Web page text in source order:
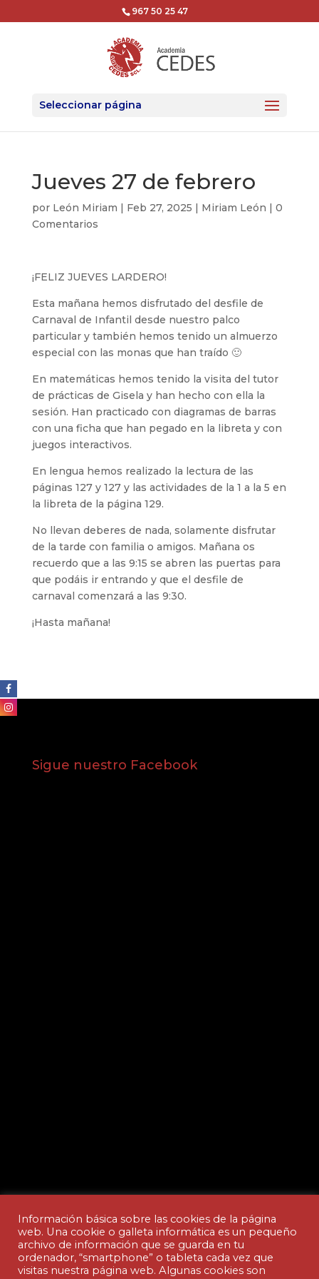
967 50 25 47
Seleccionar página
Jueves 27 de febrero
por León Miriam | Feb 27, 2025 | Miriam León | 0
Comentarios
¡FELIZ JUEVES LARDERO!
Esta mañana hemos disfrutado del desfile de
Carnaval de Infantil desde nuestro palco
particular y también hemos tenido un almuerzo
especial con las monas que han traído 🙂
En matemáticas hemos tenido la visita del tutor
de prácticas de Gisela y han hecho con ella la
sesión. Han practicado con diagramas de barras
con una ficha que han pegado en la libreta y con
juegos interactivos.
En lengua hemos realizado la lectura de las
páginas 127 y 127 y las actividades de la 1 a la 5 en
la libreta de la página 129.
No llevan deberes de nada, solamente disfrutar
de la tarde con familia o amigos. Mañana os
recuerdo que a las 9:15 se abren las puertas para
que podáis ir entrando y que el desfile de
carnaval comenzará a las 9:30.
¡Hasta mañana!
Sigue nuestro Facebook
Aviso legal y Política de privacidad
Información básica sobre las cookies de la página
web. Una cookie o galleta informática es un pequeño
archivo de información que se guarda en tu
ordenador, “smartphone” o tableta cada vez que
visitas nuestra página web. Algunas cookies son